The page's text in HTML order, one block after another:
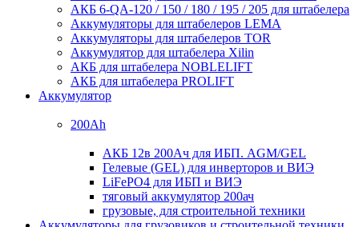
АКБ 6-QA-120 / 150 / 180 / 195 / 205 для штабелера
Аккумуляторы для штабелеров LEMA
Аккумуляторы для штабелеров TOR
Аккумулятор для штабелера Xilin
АКБ для штабелера NOBLELIFT
АКБ для штабелера PROLIFT
Аккумулятор
200Ah
АКБ 12в 200Ач для ИБП. AGM/GEL
Гелевые (GEL) для инверторов и ВИЭ
LiFePO4 для ИБП и ВИЭ
тяговый аккумулятор 200ач
грузовые, для строительной техники